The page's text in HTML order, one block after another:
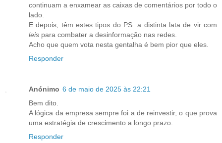
continuam a enxamear as caixas de comentários por todo o
lado.
E depois, têm estes tipos do PS a distinta lata de vir com
leis para combater a desinformação nas redes.
Acho que quem vota nesta gentalha é bem pior que eles.
Responder
Anónimo 6 de maio de 2025 às 22:21
Bem dito.
A lógica da empresa sempre foi a de reinvestir, o que prova
uma estratégia de crescimento a longo prazo.
Responder